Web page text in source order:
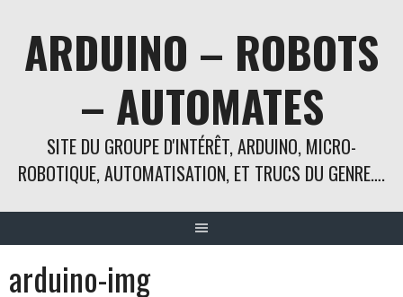
contenuARDUINO – ROBOTS
– AUTOMATES
SITE DU GROUPE D'INTÉRÊT, ARDUINO, MICRO-
ROBOTIQUE, AUTOMATISATION, ET TRUCS DU GENRE….
arduino-img